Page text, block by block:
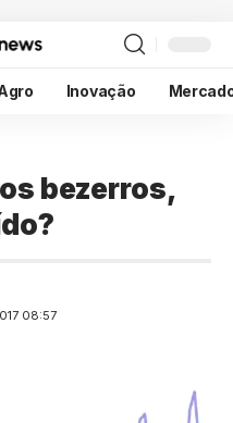
Inovação
bezerros,
08:57